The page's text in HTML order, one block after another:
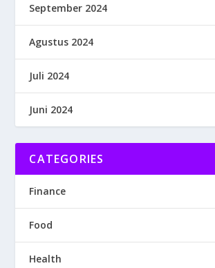
September 2024
Agustus 2024
Juli 2024
Juni 2024
CATEGORIES
Finance
Food
Health